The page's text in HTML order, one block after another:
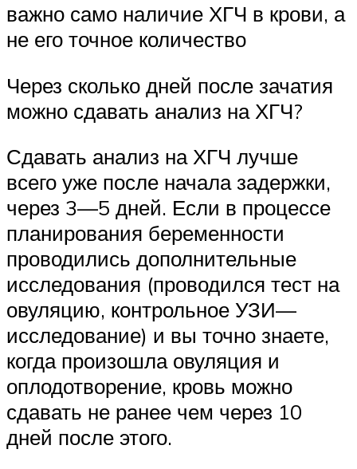
важно само наличие ХГЧ в крови, а
не его точное количество
Через сколько дней после зачатия
можно сдавать анализ на ХГЧ?
Сдавать анализ на ХГЧ лучше
всего уже после начала задержки,
через 3—5 дней. Если в процессе
планирования беременности
проводились дополнительные
исследования (проводился тест на
овуляцию, контрольное УЗИ—
исследование) и вы точно знаете,
когда произошла овуляция и
оплодотворение, кровь можно
сдавать не ранее чем через 10
дней после этого.